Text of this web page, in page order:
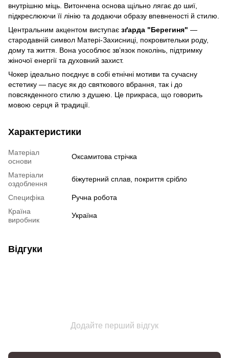
внутрішню міць. Витончена основа щільно лягає до шиї,
підкреслюючи її лінію та додаючи образу впевненості й стилю.
Центральним акцентом виступає зґарда "Берегиня" —
стародавній символ Матері-Захисниці, покровительки роду,
дому та життя. Вона уособлює зв’язок поколінь, підтримку
жіночої енергії та духовний захист.
Чокер ідеально поєднує в собі етнічні мотиви та сучасну
естетику — пасує як до святкового вбрання, так і до
повсякденного стилю з душею. Це прикраса, що говорить
мовою серця й традиції.
Характеристики
Матеріал
основи
Оксамитова стрічка
Матеріали
оздоблення
біжутерний сплав, покриття срібло
Специфіка
Ручна робота
Країна
виробник
Україна
Відгуки
Додайте перший відгук